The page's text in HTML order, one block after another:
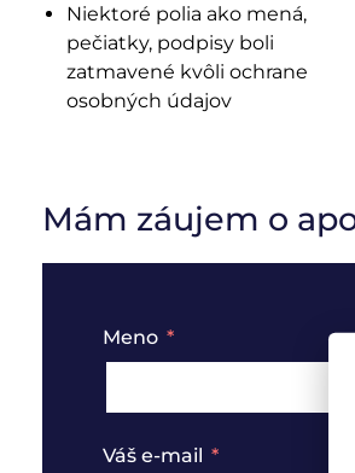
Niektoré polia ako mená,
pečiatky, podpisy boli
zatmavené kvôli ochrane
osobných údajov
Mám záujem o
Meno
Váš e-mail